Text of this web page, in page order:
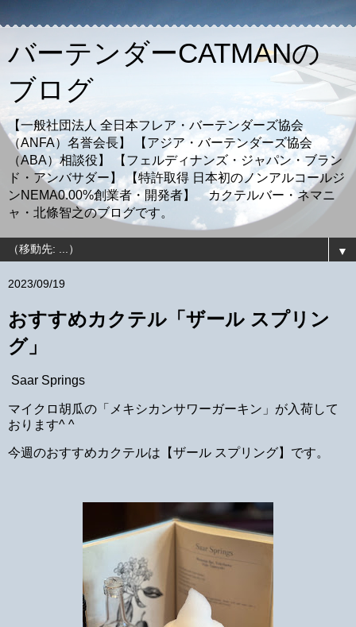
バーテンダーCATMANの
ブログ
【一般社団法人 全日本フレア・バーテンダーズ協会
（ANFA）名誉会長】 【アジア・バーテンダーズ協会
（ABA）相談役】 【フェルディナンズ・ジャパン・ブラン
ド・アンバサダー】 【特許取得 日本初のノンアルコールジ
ンNEMA0.00%創業者・開発者】 カクテルバー・ネマニ
ャ・北條智之のブログです。
▼
2023/09/19
おすすめカクテル「ザール スプリン
グ」
Saar Springs
マイクロ胡瓜の「メキシカンサワーガーキン」が入荷して
おります^ ^
今週のおすすめカクテルは【ザール スプリング】です。